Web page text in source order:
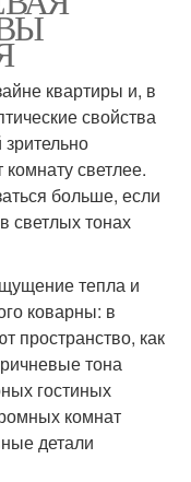
квартиры и, в
свойства
светлее.
больше, если
светлых тонах
тепла и
коварны: в
пространство, как
тона
гостиных
комнат
детали